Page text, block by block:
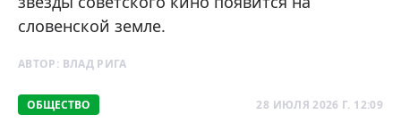
словенской земле.
АВТОР: ВЛАД РИГА
ОБЩЕСТВО 28 ИЮЛЯ 2026 Г. 12:09